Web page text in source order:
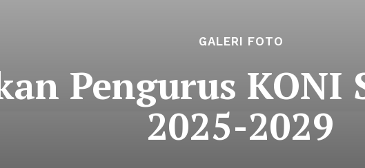
GALERI FOTO
Pengurus KONI
2025-2029